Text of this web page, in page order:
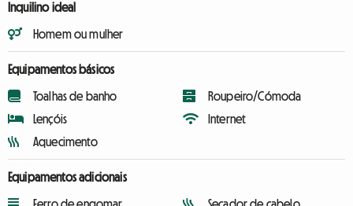
Inquilino ideal
Homem ou mulher
Equipamentos básicos
Toalhas de banho
Lençóis
Aquecimento
Roupeiro/Cómoda
Internet
Equipamentos adicionais